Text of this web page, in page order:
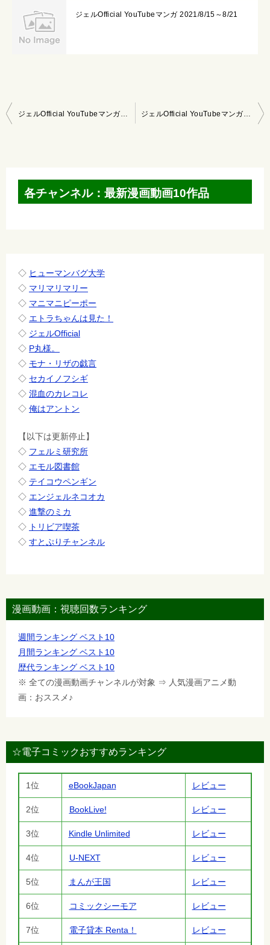
ジェルOfficial YouTubeマンガ 2021/8/15～8/21
投
ジェルOfficial YouTubeマンガ 2020/10/18～10/24 ジェルOfficial YouTubeマンガ 2020/11/1～11/7
各チャンネル：最新漫画動画10作品
◇ ヒューマンバグ大学
◇ マリマリマリー
◇ マニマニピーポー
◇ エトラちゃんは見た！
◇ ジェルOfficial
◇ P丸様。
◇ モナ・リザの戯言
◇ セカイノフシギ
◇ 混血のカレコレ
◇ 俺はアントン
【以下は更新停止】
◇ フェルミ研究所
◇ エモル図書館
◇ テイコウペンギン
◇ エンジェルネコオカ
◇ 進撃のミカ
◇ トリビア喫茶
◇ すとぷりチャンネル
漫画動画：視聴回数ランキング
週間ランキング ベスト10
月間ランキング ベスト10
歴代ランキング ベスト10
※ 全ての漫画動画チャンネルが対象 ⇒ 人気漫画アニメ動
画：おススメ♪
☆電子コミックおすすめランキング
1位 eBookJapan レビュー
2位 BookLive! レビュー
3位 Kindle Unlimited レビュー
4位 U-NEXT レビュー
5位 まんが王国 レビュー
6位 コミックシーモア レビュー
7位 電子貸本 Renta！ レビュー